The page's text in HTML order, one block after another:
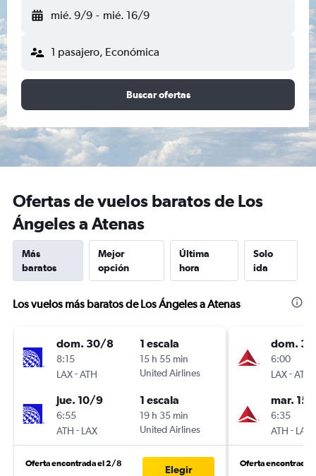
mié. 9/9 - mié. 16/9
1 pasajero, Económica
Buscar ofertas
Ofertas de vuelos baratos de Los
Ángeles a Atenas
Más
baratos
Mejor
opción
Última
hora
Solo
ida
Los vuelos más baratos de Los Ángeles a Atenas
dom. 30/8
8:15
LAX-ATH
1 escala
15 h 55 min
United Airlines
jue. 10/9
6:55
ATH - LAX
1 escala
19 h 35 min
United Airlines
Oferta encontrada el 2/8
Elegir
dom.
6:00
LAX-ATH
mar.
6:35
ATH - LAX
Oferta encontrada